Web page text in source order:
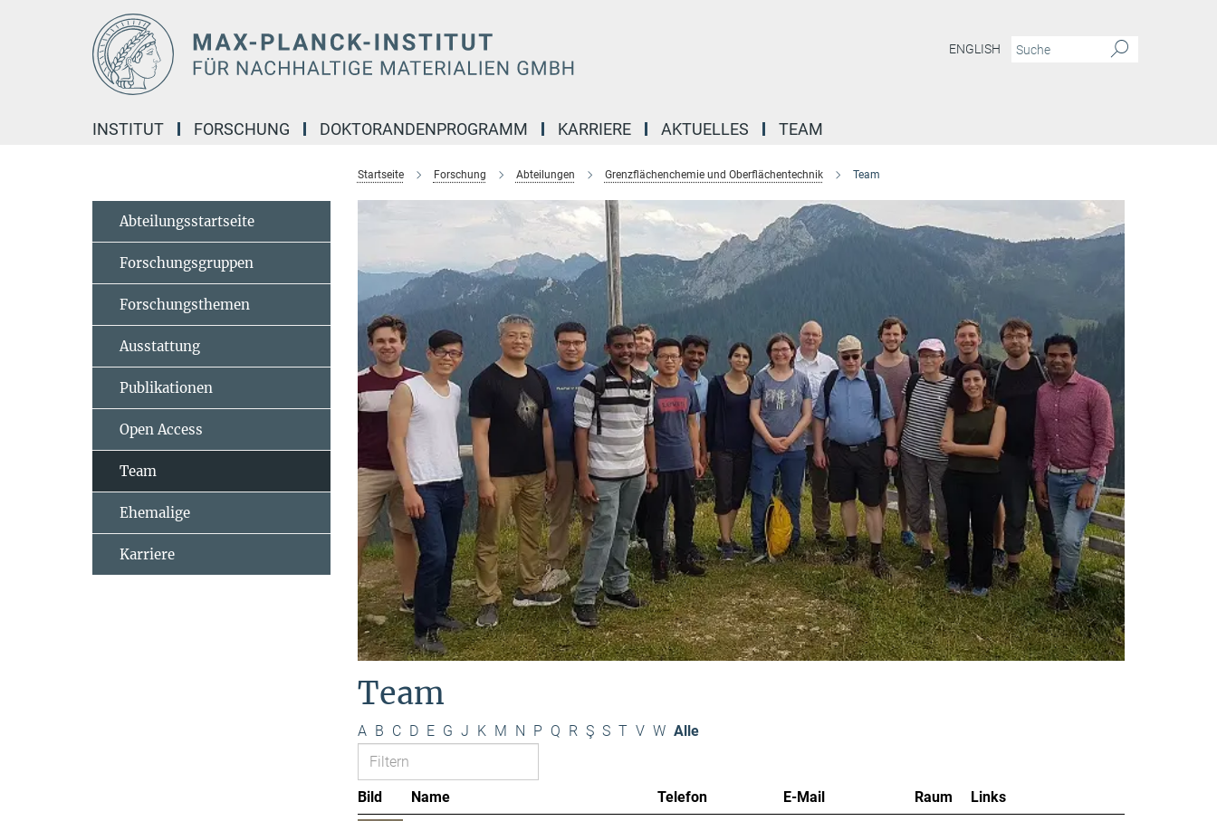
ENGLISH
INSTITUT FORSCHUNG DOKTORANDENPROGRAMM KARRIERE AKTUELLES TEAM
Startseite Forschung Abteilungen Grenzflächenchemie und Oberflächentechnik Team
Team
A B C D E G J K M N P Q R Ş S T V W Alle
Bild Name Telefon E-Mail Raum
Links
Abteilungsstartseite
Forschungsgruppen
Forschungsthemen
Ausstattung
Publikationen
Open Access
Team
Ehemalige
Karriere